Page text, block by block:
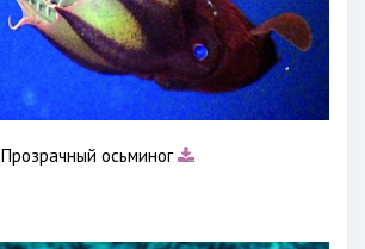
Прозрачный осьминог